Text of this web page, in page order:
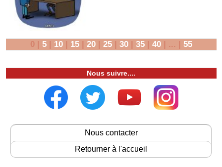
0| 5| 10| 15| 20| 25| 30| 35| 40| ... 55
Nous suivre....
Nous contacter
Retourner à l'accueil